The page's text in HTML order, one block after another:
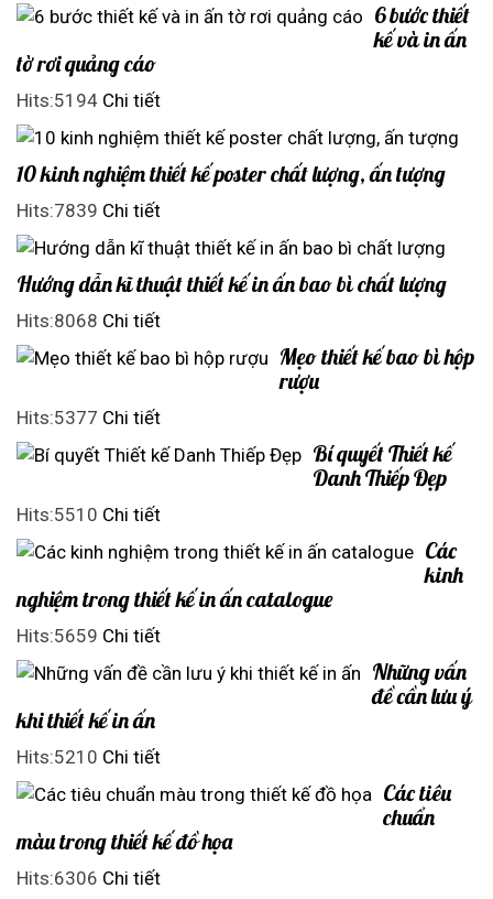
6 bước thiết
kế và in ấn
tờ rơi quảng cáo
Hits:5194 Chi tiết
10 kinh nghiệm thiết kế poster chất lượng, ấn tượng
Hits:7839 Chi tiết
Hướng dẫn kĩ thuật thiết kế in ấn bao bì chất lượng
Hits:8068 Chi tiết
Mẹo thiết kế bao bì hộp
rượu
Hits:5377 Chi tiết
Bí quyết Thiết kế
Danh Thiếp Đẹp
Hits:5510 Chi tiết
Các
kinh
nghiệm trong thiết kế in ấn catalogue
Hits:5659 Chi tiết
Những vấn
đề cần lưu ý
khi thiết kế in ấn
Hits:5210 Chi tiết
Các tiêu
chuẩn
màu trong thiết kế đồ họa
Hits:6306 Chi tiết